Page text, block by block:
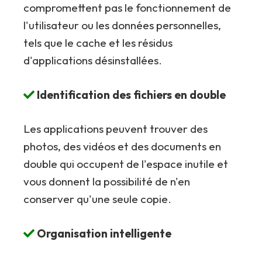
compromettent pas le fonctionnement de
l'utilisateur ou les données personnelles,
tels que le cache et les résidus
d'applications désinstallées.
Identification des fichiers en double
Les applications peuvent trouver des
photos, des vidéos et des documents en
double qui occupent de l'espace inutile et
vous donnent la possibilité de n'en
conserver qu'une seule copie.
Organisation intelligente